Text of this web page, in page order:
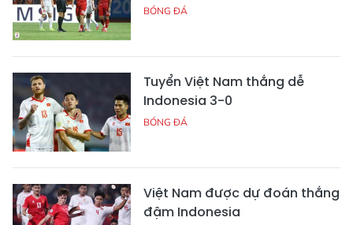
BÓNG ĐÁ
Tuyển Việt Nam thắng dễ
Indonesia 3-0
BÓNG ĐÁ
Việt Nam được dự đoán thắng
đậm Indonesia